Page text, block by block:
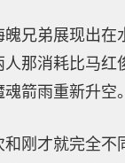
魄兄弟展现出在
那消耗比马红
箭雨重新升空。
和刚才就完全不